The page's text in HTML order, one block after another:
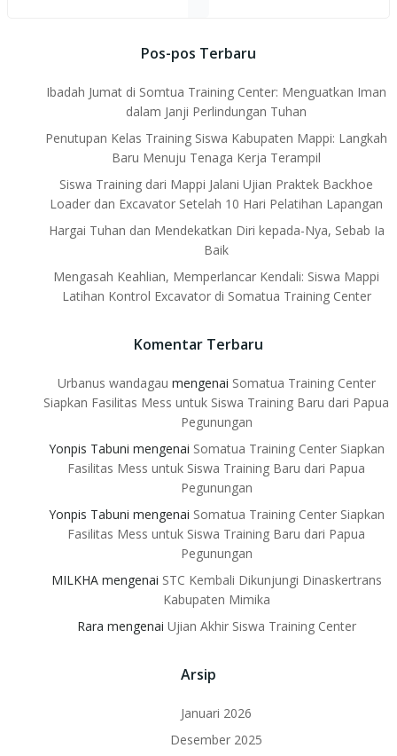
Pos-pos Terbaru
Ibadah Jumat di Somtua Training Center: Menguatkan Iman
dalam Janji Perlindungan Tuhan
Penutupan Kelas Training Siswa Kabupaten Mappi: Langkah
Baru Menuju Tenaga Kerja Terampil
Siswa Training dari Mappi Jalani Ujian Praktek Backhoe
Loader dan Excavator Setelah 10 Hari Pelatihan Lapangan
Hargai Tuhan dan Mendekatkan Diri kepada-Nya, Sebab Ia
Baik
Mengasah Keahlian, Memperlancar Kendali: Siswa Mappi
Latihan Kontrol Excavator di Somatua Training Center
Komentar Terbaru
Urbanus wandagau mengenai Somatua Training Center
Siapkan Fasilitas Mess untuk Siswa Training Baru dari Papua
Pegunungan
Yonpis Tabuni mengenai Somatua Training Center Siapkan
Fasilitas Mess untuk Siswa Training Baru dari Papua
Pegunungan
Yonpis Tabuni mengenai Somatua Training Center Siapkan
Fasilitas Mess untuk Siswa Training Baru dari Papua
Pegunungan
MILKHAmengenai STC Kembali Dikunjungi Dinaskertrans
Kabupaten Mimika
Rara mengenai Ujian Akhir Siswa Training Center
Arsip
Januari 2026
Desember 2025